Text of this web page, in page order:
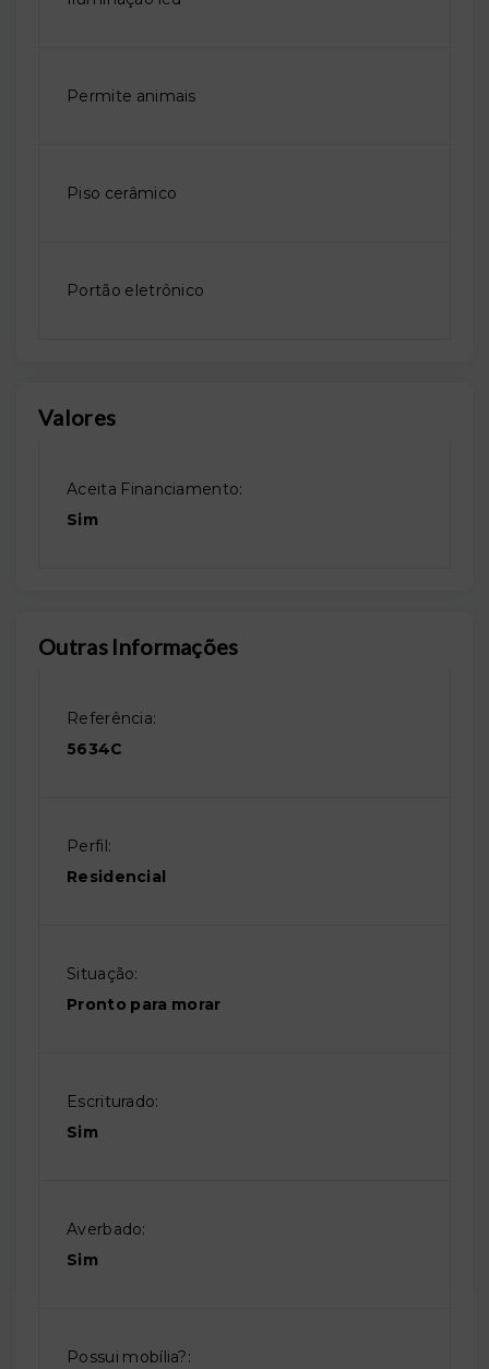
Permite animais
Piso cerâmico
Portão eletrônico
Valores
Aceita Financiamento:
Sim
Outras Informações
Referência:
5634C
Perfil:
Residencial
Situação:
Pronto para morar
Escriturado:
Sim
Averbado:
Sim
Possui mobília?: